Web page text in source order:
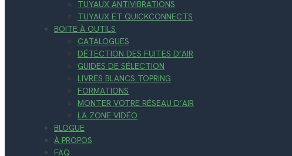
TUYAUX ANTIVIBRATIONS
TUYAUX ET QUICKCONNECTS
BOITE À OUTILS
CATALOGUES
DÉTECTION DES FUITES D’AIR
GUIDES DE SÉLECTION
LIVRES BLANCS TOPRING
FORMATIONS
MONTER VOTRE RÉSEAU D’AIR
LA ZONE VIDÉO
BLOGUE
À PROPOS
FAQ